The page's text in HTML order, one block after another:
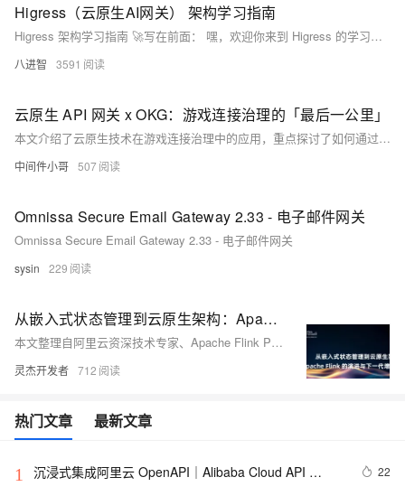
Higress（云原生AI网关） 架构学习指南
Higress 架构学习指南 🚀写在前面： 嘿，欢迎你来到 Higress 的学习之旅！
八进智 3591
云原生 API 网关 x OKG：游戏连接治理的「最后一公里」
本文介绍了云原生技术在游戏连接治理中的应用，重点探讨了如何通过 OpenKruiseGame（OKG）与云原生 API 网关的结合，实现游戏服务的优雅下线与无感配置变更。文章分析了游戏服务的强状态特性所带来的挑战，并提出了基于状态感知与连接管理的解决方案，保障玩家会话的连续性与体验的稳定性。同时，还介绍了如何通过零改造接入、全栈可观测性与简化的 API 治理，缩短游戏服务云原生化的“最后一公里”。
中间件小哥 507
Omnissa Secure Email Gateway 2.33 - 电子邮件网关
Omnissa Secure Email Gateway 2.33 - 电子邮件网关
sysin 229
从嵌入式状态管理到云原生架构：Apache Flink 的演进与下一代增量计算范式
本文整理自阿里云资深技术专家、Apache Flink PMC 成员梅源在 Flink Forward Asia 新加坡 2025上的分享，深入解析 Flink 状态管理系统的发展历程，从核心设计到 Flink 2.0 存算分离架构，并展望未来基于流批一体的通用增量计算方向。
灵杰开发者 712
热门文章 最新文章
1
沉浸式集成阿里云 OpenAPI｜Alibaba Cloud API
22